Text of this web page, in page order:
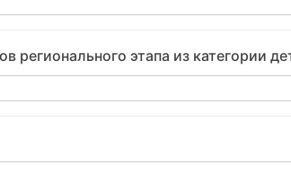
регионального этапа из